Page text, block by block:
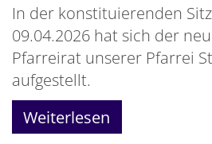
In der konstituierenden
09.04.2026 hat sich der
Pfarreirat unserer Pfarrei
aufgestellt.
Weiterlesen